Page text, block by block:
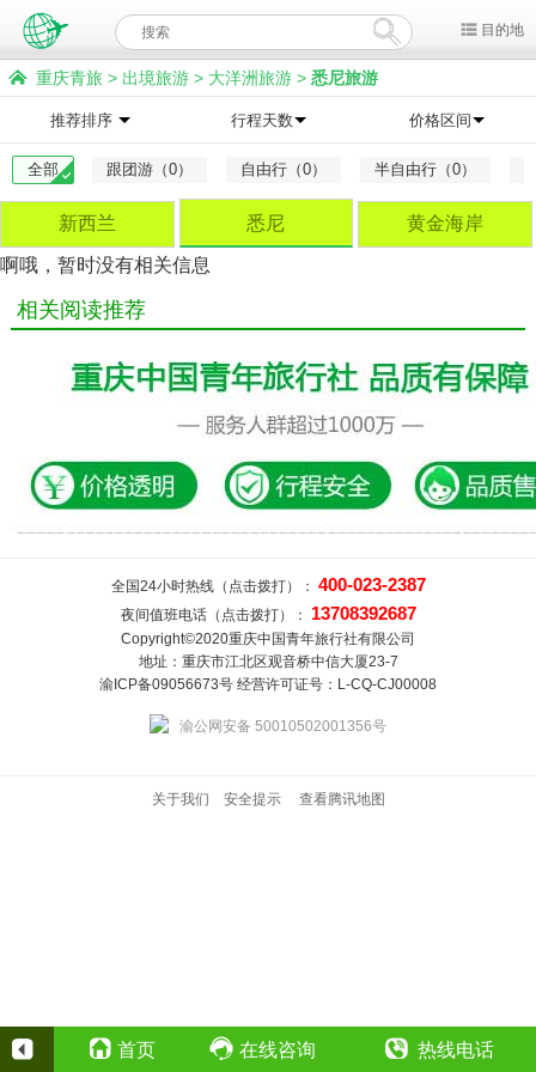
目的地
重庆青旅 > 出境旅游 > 大洋洲旅游 > 悉尼旅游
推荐排序 行程天数 价格区间
全部 跟团游（0） 自由行（0） 半自由行（0）
新西兰 悉尼 黄金海岸
啊哦，暂时没有相关信息
相关阅读推荐
全国24小时热线（点击拨打）： 400-023-2387
夜间值班电话（点击拨打）： 13708392687
Copyright©2020重庆中国青年旅行社有限公司
地址：重庆市江北区观音桥中信大厦23-7
渝ICP备09056673号 经营许可证号：L-CQ-CJ00008
渝公网安备 50010502001356号
关于我们 安全提示 查看腾讯地图
首页 在线咨询 热线电话